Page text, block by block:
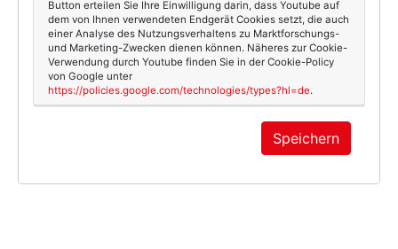
Button erteilen Sie Ihre Einwilligung darin, dass Youtube auf
dem von Ihnen verwendeten Endgerät Cookies setzt, die auch
einer Analyse des Nutzungsverhaltens zu Marktforschungs-
und Marketing-Zwecken dienen können. Näheres zur Cookie-
Verwendung durch Youtube finden Sie in der Cookie-Policy
von Google unter
https://policies.google.com/technologies/types?hl=de.
Speichern